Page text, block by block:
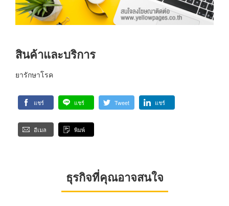
สินค้าและบริการ
ยารักษาโรค
แชร์ แชร์ Tweet แชร์
อีเมล พิมพ์
ธุรกิจที่คุณอาจสนใจ